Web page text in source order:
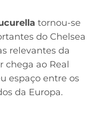
tornou-se
do Chelsea
relevantes da
chega ao Real
espaço entre os
da Europa.